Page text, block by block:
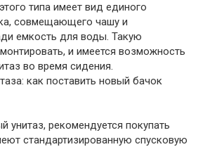
типа имеет вид единого
совмещающего чашу и
емкость для воды. Такую
и имеется возможность
во время сидения.
унитаз, рекомендуется покупать
стандартизированную спусковую